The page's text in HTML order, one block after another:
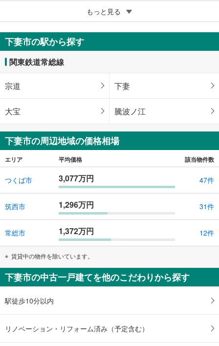
成約でもらえる
下妻市下妻乙
2,499万円
5SLDK
176.38m （登記）
もっと見る
下妻市の駅から探す
関東鉄道常総線
宗道 下妻
大宝 騰波ノ江
下妻市の周辺地域の価格相場
エリア 平均価格 該当物件数
つくば市 3,077万円 47件
筑西市 1,296万円 31件
常総市 1,372万円 12件
賃貸中の物件を除いています。
下妻市の中古一戸建てを他のこだわりから探す
駅徒歩10分以内
リノベーション・リフォーム済み（予定含む）